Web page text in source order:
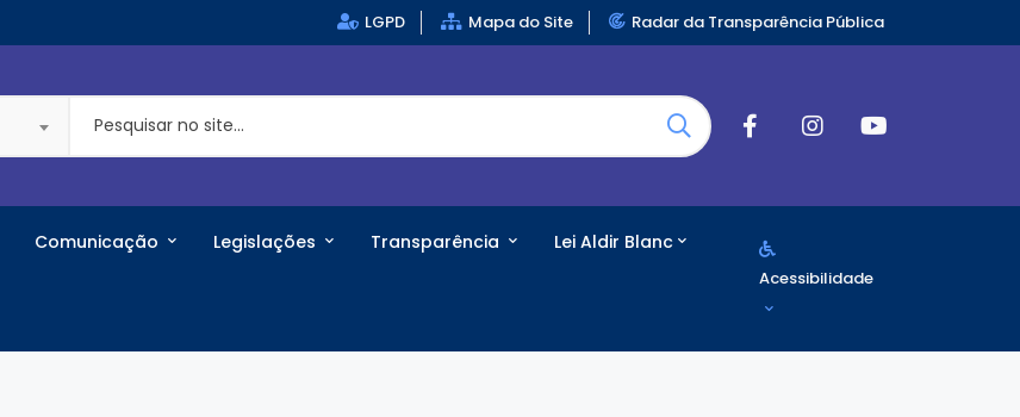
LGPD Mapa do Site Radar da Transparência Pública
Comunicação Legislações Transparência Lei Aldir Blanc
Acessibilidade